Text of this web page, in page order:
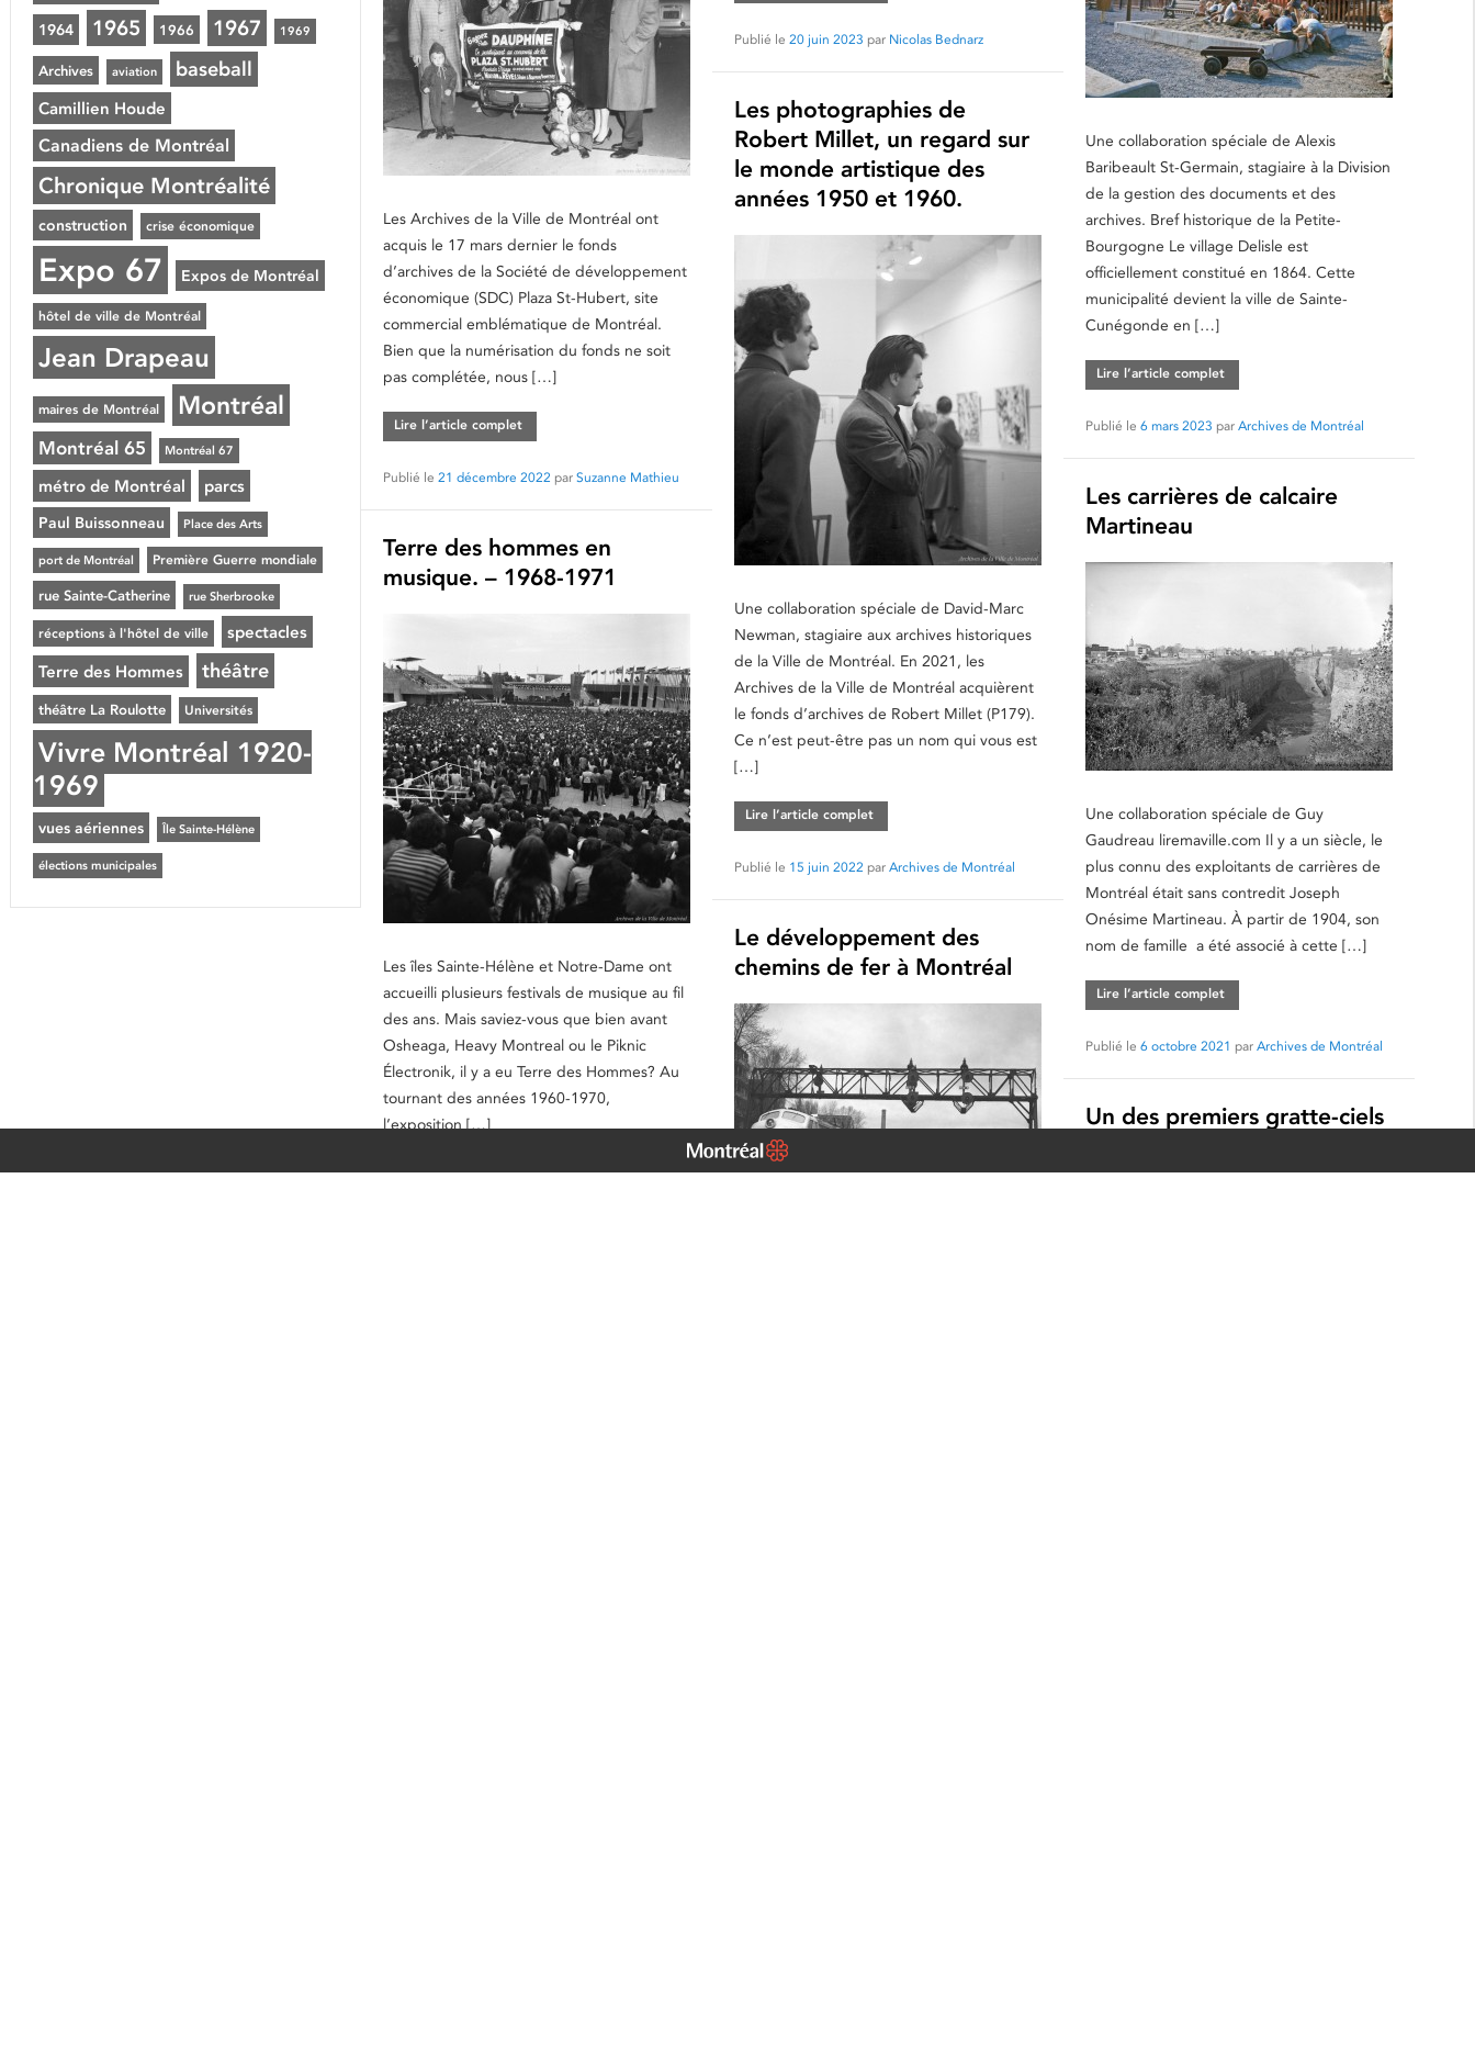
Publié le 20 juin 2023 par Nicolas Bednarz
Une collaboration spéciale de Alexis
Baribeault St-Germain, stagiaire à la Division
de la gestion des documents et des
archives. Bref historique de la Petite-
Bourgogne Le village Delisle est
officiellement constitué en 1864. Cette
municipalité devient la ville de Sainte-
Cunégonde en […]
Lire l’article complet
Publié le 6 mars 2023 par Archives de Montréal
Les Archives de la Ville de Montréal ont
acquis le 17 mars dernier le fonds
d’archives de la Société de développement
économique (SDC) Plaza St-Hubert, site
commercial emblématique de Montréal.
Bien que la numérisation du fonds ne soit
pas complétée, nous […]
Lire l’article complet
Publié le 21 décembre 2022 par Suzanne Mathieu
Les photographies de
Robert Millet, un regard sur
le monde artistique des
années 1950 et 1960.
Une collaboration spéciale de David-Marc
Newman, stagiaire aux archives historiques
de la Ville de Montréal. En 2021, les
Archives de la Ville de Montréal acquièrent
le fonds d’archives de Robert Millet (P179).
Ce n’est peut-être pas un nom qui vous est
[…]
Lire l’article complet
Publié le 15 juin 2022 par Archives de Montréal
Les carrières de calcaire
Martineau
Une collaboration spéciale de Guy
Gaudreau liremaville.com Il y a un siècle, le
plus connu des exploitants de carrières de
Montréal était sans contredit Joseph
Onésime Martineau. À partir de 1904, son
nom de famille a été associé à cette […]
Lire l’article complet
Publié le 6 octobre 2021 par Archives de Montréal
Terre des hommes en
musique. – 1968-1971
Les îles Sainte-Hélène et Notre-Dame ont
accueilli plusieurs festivals de musique au fil
des ans. Mais saviez-vous que bien avant
Osheaga, Heavy Montreal ou le Piknic
Électronik, il y a eu Terre des Hommes? Au
tournant des années 1960-1970,
l’exposition […]
Lire l’article complet
Le développement des
chemins de fer à Montréal
Un des premiers gratte-ciels
déco : l’édifice Aldred
1964 1965 1966 1967 1969
Archives aviation baseball
Camillien Houde
Canadiens de Montréal
Chronique Montréalité
construction crise économique
Expo 67 Expos de Montréal
hôtel de ville de Montréal
Jean Drapeau
maires de Montréal Montréal
Montréal 65 Montréal 67
métro de Montréal parcs
Paul Buissonneau Place des Arts
port de Montréal Première Guerre mondiale
rue Sainte-Catherine rue Sherbrooke
réceptions à l'hôtel de ville
spectacles
Terre des Hommes
théâtre
théâtre La Roulotte Universités
Vivre Montréal 1920-
1969
vues aériennes Île Sainte-Hélène
élections municipales